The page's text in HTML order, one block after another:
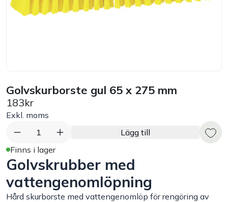
Bord
Exponering & servering
Städutrustning
Arbetskläder
Plåtbyte
Golvskurborste gul 65 x 275 mm
183kr
Exkl. moms
1
Lägg till
Finns i lager
Golvskrubber med
vattengenomlöpning
Hård skurborste med vattengenomlöp för rengöring av